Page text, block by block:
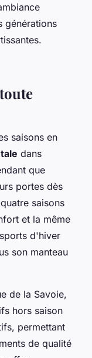
générations
saisons en
dans
que
portes dès
saisons
et la même
d'hiver
son manteau
de la Savoie,
hors saison
permettant
de qualité